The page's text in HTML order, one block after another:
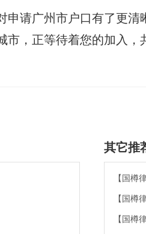
请广州市户口有了更
，正等待着您的加入，
其它推
【国樽
【国樽
【国樽